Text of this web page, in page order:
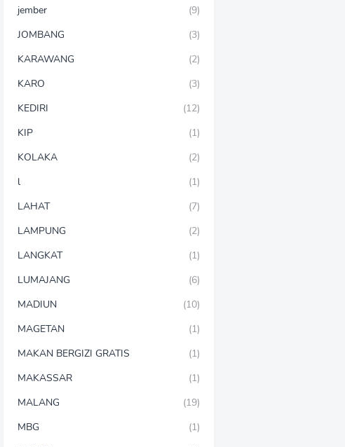
jember
(9)
JOMBANG
(3)
KARAWANG
(2)
KARO
(3)
KEDIRI
(12)
KIP
(1)
KOLAKA
(2)
l
(1)
LAHAT
(7)
LAMPUNG
(2)
LANGKAT
(1)
LUMAJANG
(6)
MADIUN
(10)
MAGETAN
(1)
MAKAN BERGIZI GRATIS
(1)
MAKASSAR
(1)
MALANG
(19)
MBG
(1)